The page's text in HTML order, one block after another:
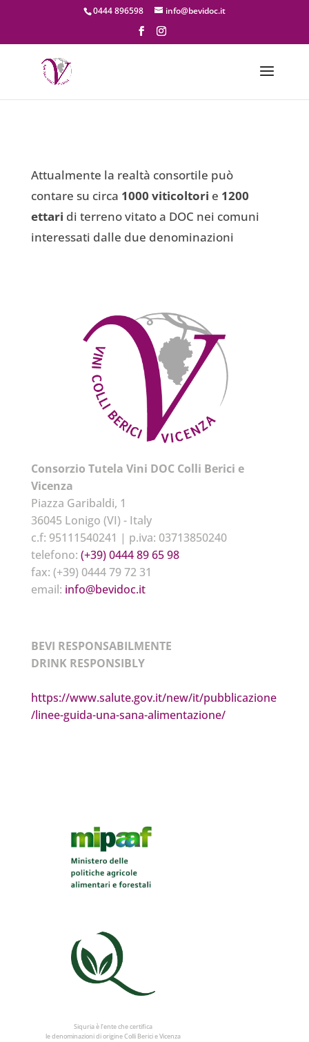
0444 896598 info@bevidoc.it
Attualmente la realtà consortile può
contare su circa 1000 viticoltori e 1200
ettari di terreno vitato a DOC nei comuni
interessati dalle due denominazioni
Consorzio Tutela Vini DOC Colli Berici e
Vicenza
Piazza Garibaldi, 1
36045 Lonigo (VI) - Italy
c.f: 95111540241 | p.iva: 03713850240
telefono: (+39) 0444 89 65 98
fax: (+39) 0444 79 72 31
email: info@bevidoc.it
BEVI RESPONSABILMENTE
DRINK RESPONSIBLY
https://www.salute.gov.it/new/it/pubblicazione
/linee-guida-una-sana-alimentazione/
Siquria è l’ente che certifica
le denominazioni di origine Colli Berici e Vicenza